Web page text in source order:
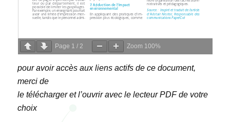
Page 1 / 2 Zoom 100%
pour avoir accès aux liens actifs de ce document,
merci de
le télécharger et l’ouvrir avec le lecteur PDF de votre
choix